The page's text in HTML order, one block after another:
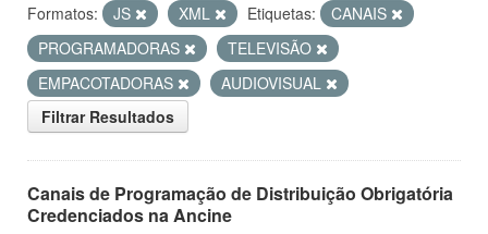
Formatos: JS XML Etiquetas:
CANAIS
PROGRAMADORAS
TELEVISÃO
EMPACOTADORAS
AUDIOVISUAL
Filtrar Resultados
Canais de Programação de Distribuição Obrigatória
Credenciados na Ancine